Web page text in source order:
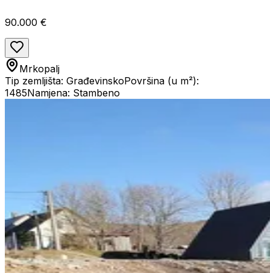
90.000 €
Mrkopalj
Tip zemljišta: GrađevinskoPovršina (u m²):
1485Namjena: Stambeno